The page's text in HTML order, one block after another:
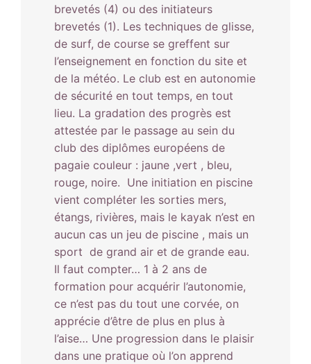
brevetés (4) ou des initiateurs
brevetés (1). Les techniques de glisse,
de surf, de course se greffent sur
l’enseignement en fonction du site et
de la météo. Le club est en autonomie
de sécurité en tout temps, en tout
lieu. La gradation des progrès est
attestée par le passage au sein du
club des diplômes européens de
pagaie couleur : jaune ,vert , bleu,
rouge, noire. Une initiation en piscine
vient compléter les sorties mers,
étangs, rivières, mais le kayak n’est en
aucun cas un jeu de piscine , mais un
sport de grand air et de grande eau.
Il faut compter… 1 à 2 ans de
formation pour acquérir l’autonomie,
ce n’est pas du tout une corvée, on
apprécie d’être de plus en plus à
l’aise… Une progression dans le plaisir
dans une pratique où l’on apprend